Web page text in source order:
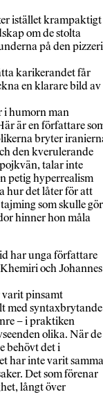
istället krampaktigt
om de stolta
på den
karikerandet får
en klarare bild av
i humorn man
är en författare
bryter
den kverulerande
talar inte
petig hyperrealism
hur det låter för att
som skulle
hinner hon måla
har unga författare
och Johannes
varit pinsamt
med syntaxbrytande
– i praktiken
olika. När de
behövt det i
har inte varit samma
Det som förenar
långt över